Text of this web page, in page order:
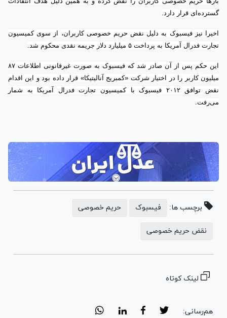
گسترده‌ای قرار دارد.
اخیرا نیز فیسبوک به دلیل نقض حریم خصوصی کاربران، از سوی کمیسیون
تجارت فدرال آمریکا به پرداخت ۵ میلیارد دلار جریمه نقدی محکوم شد.
این حکم پس از آن صادر شد که فیسبوک به صورت غیرقانونی اطلاعات ۸۷
میلیون کاربر را در اختیار شرکت «کمبریج آنالیتیکا» قرار داده بود و این اقدام
نقض توافق ۲۰۱۲ فیسبوک با کمیسیون تجارت فدرال آمریکا به شمار
می‌رفت.
برچسب ها: فیسبوک حریم خصوصی
نقض حریم خصوصی
لینک کوتاه
هم‌رسانی: